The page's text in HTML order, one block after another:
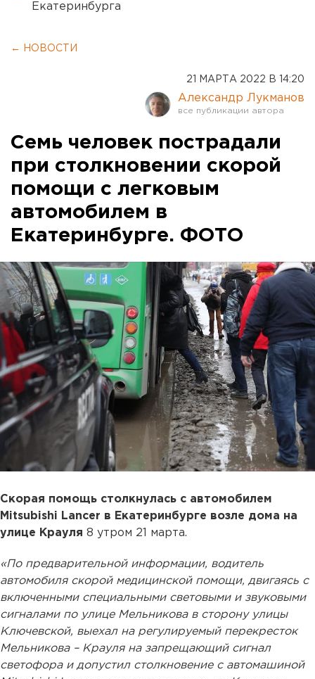
Екатеринбурга
← НОВОСТИ
21 МАРТА 2022 В 14:20
Александр Лукманов
Семь человек пострадали
при столкновении скорой
помощи с легковым
автомобилем в
Екатеринбурге. ФОТО
Скорая помощь столкнулась с автомобилем
Mitsubishi Lancer в Екатеринбурге возле дома на
улице Крауля 8 утром 21 марта.
«По предварительной информации, водитель
автомобиля скорой медицинской помощи, двигаясь с
включенными специальными световыми и звуковыми
сигналами по улице Мельникова в сторону улицы
Ключевской, выехал на регулируемый перекресток
Мельникова – Крауля на запрещающий сигнал
светофора и допустил столкновение с автомашиной